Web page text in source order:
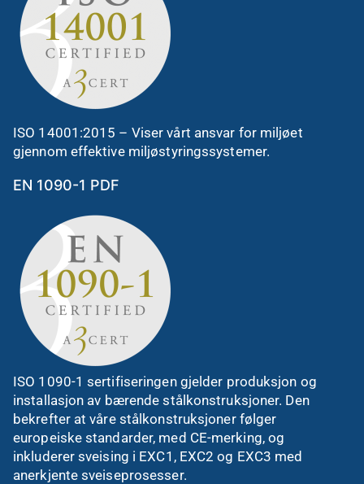
ISO 14001:2015 – Viser vårt ansvar for miljøet
gjennom effektive miljøstyringssystemer.
EN 1090-1 PDF
ISO 1090-1 sertifiseringen gjelder produksjon og
installasjon av bærende stålkonstruksjoner. Den
bekrefter at våre stålkonstruksjoner følger
europeiske standarder, med CE-merking, og
inkluderer sveising i EXC1, EXC2 og EXC3 med
anerkjente sveiseprosesser.